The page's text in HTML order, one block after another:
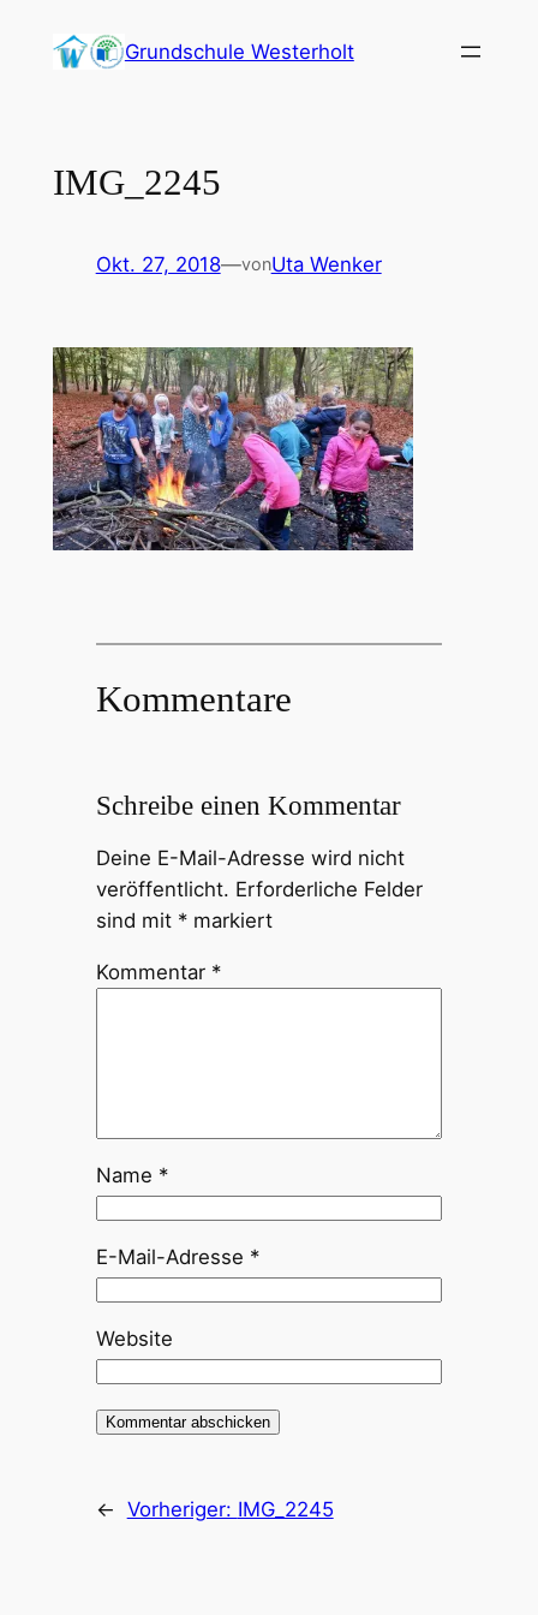
Inhalt
Grundschule Westerholt
IMG_2245
Okt. 27, 2018—vonUta Wenker
Kommentare
Schreibe einen Kommentar
Deine E-Mail-Adresse wird nicht
veröffentlicht. Erforderliche Felder
sind mit *markiert
Kommentar *
Name *
E-Mail-Adresse *
Website
← Vorheriger: IMG_2245